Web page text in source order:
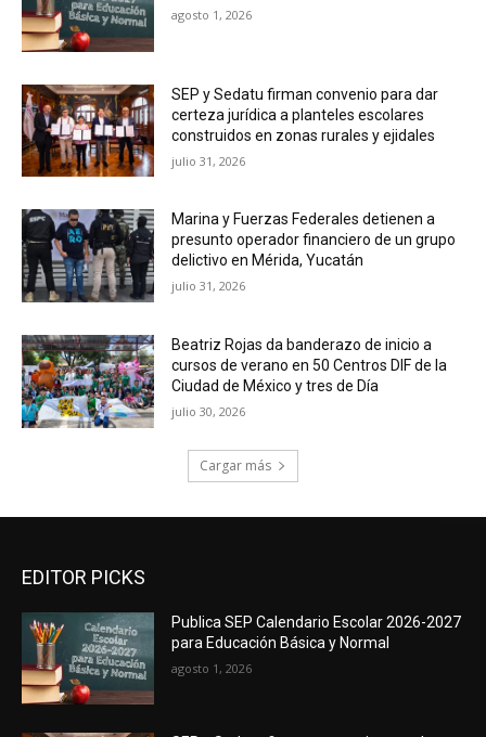
agosto 1, 2026
SEP y Sedatu firman convenio para dar
certeza jurídica a planteles escolares
construidos en zonas rurales y ejidales
julio 31, 2026
Marina y Fuerzas Federales detienen a
presunto operador financiero de un grupo
delictivo en Mérida, Yucatán
julio 31, 2026
Beatriz Rojas da banderazo de inicio a
cursos de verano en 50 Centros DIF de la
Ciudad de México y tres de Día
julio 30, 2026
Cargar más
EDITOR PICKS
Publica SEP Calendario Escolar 2026-2027
para Educación Básica y Normal
agosto 1, 2026